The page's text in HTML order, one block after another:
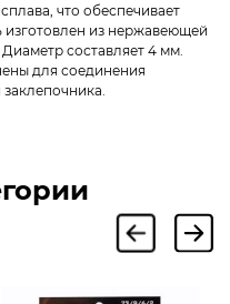
что обеспечивает
изготовлен из нержавеющей
составляет 4 мм.
для соединения